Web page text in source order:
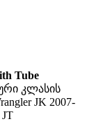
Tube
კლასის
JK 2007-
JT